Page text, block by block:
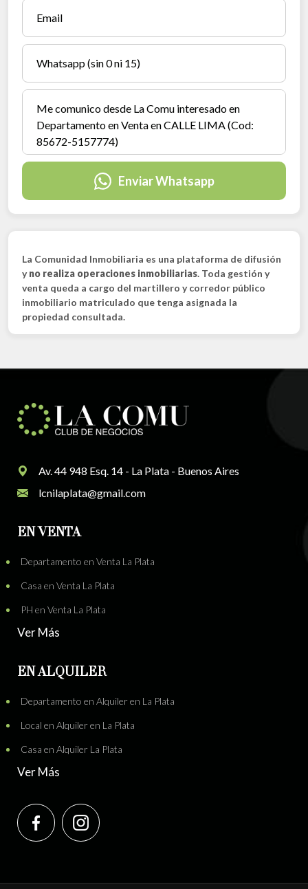
Enviar Whatsapp
La Comunidad Inmobiliaria es una plataforma de difusión
yno realiza operaciones inmobiliarias. Toda gestión y
venta queda a cargo del martillero y corredor público
inmobiliario matriculado que tenga asignada la
propiedad consultada.
Av. 44 948 Esq. 14 - La Plata - Buenos Aires
lcnilaplata@gmail.com
EN VENTA
Departamento en Venta La Plata
Casa en Venta La Plata
PH en Venta La Plata
Ver Más
EN ALQUILER
Departamento en Alquiler en La Plata
Local en Alquiler en La Plata
Casa en Alquiler La Plata
Ver Más